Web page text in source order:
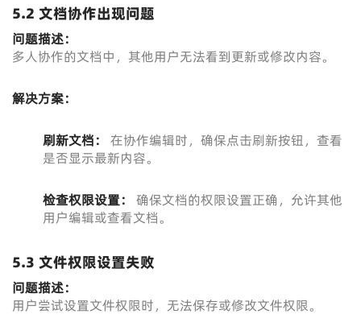
5.2 文档协作出现问题
问题描述：
多人协作的文档中，其他用户无法看到更新或修改内容。
解决方案：
刷新文档：
在协作编辑时，确保点击刷新按钮，查看
是否显示最新内容。
检查权限设置：
确保文档的权限设置正确，允许其他
用户编辑或查看文档。
5.3 文件权限设置失败
问题描述：
用户尝试设置文件权限时，无法保存或修改文件权限。